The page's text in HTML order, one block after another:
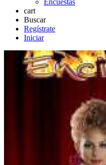
Encuestas
cart
Buscar
Regístrate
Iniciar